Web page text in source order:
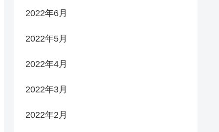
2022年6月
2022年5月
2022年4月
2022年3月
2022年2月